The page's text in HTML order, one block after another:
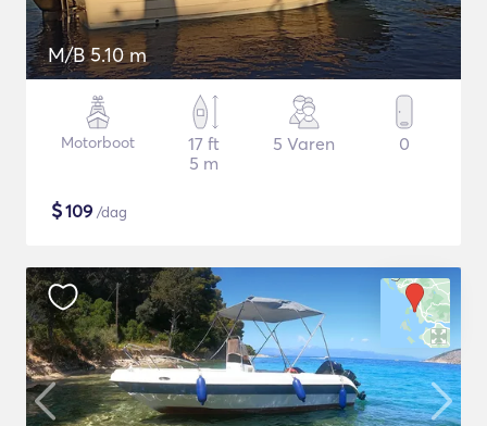
M/B 5.10 m
Motorboot
17 ft
5 m
5 Varen 0
$109 /dag